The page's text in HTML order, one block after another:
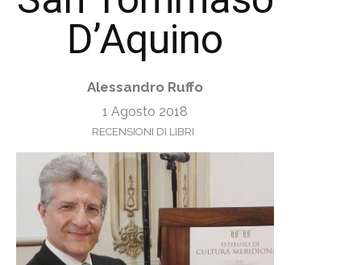
D’Aquino
Alessandro Ruffo
1 Agosto 2018
RECENSIONI DI LIBRI